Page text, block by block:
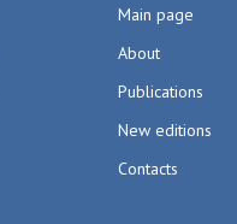
Main page
About
Publications
New editions
Contacts